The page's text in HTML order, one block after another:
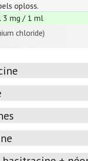
oploss.
3 mg / 1 ml
chloride)